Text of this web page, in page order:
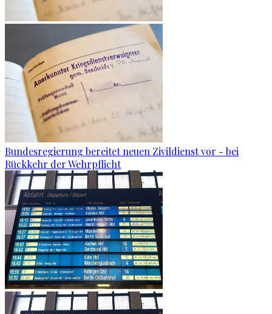
Bundesregierung bereitet neuen Zivildienst vor - bei
Rückkehr der Wehrpflicht